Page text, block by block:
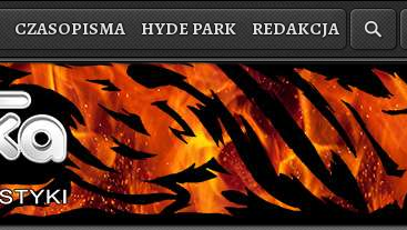
CZASOPISMA HYDE PARK REDAKCJA